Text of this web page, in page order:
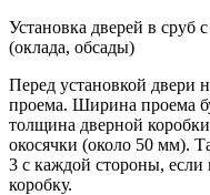
Установка дверей в
(оклада, обсады)
Перед установкой двери
проема. Ширина проема
толщина дверной
окосячки (около 50 мм).
3 с каждой стороны, если
коробку.